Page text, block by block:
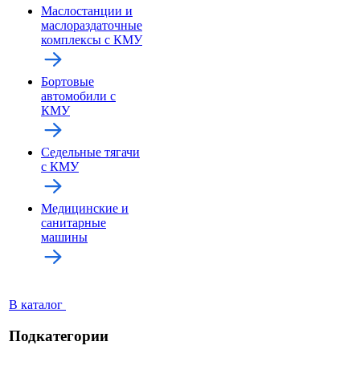
Маслостанции и
маслораздаточные
комплексы с КМУ
Бортовые
автомобили с
КМУ
Седельные тягачи
с КМУ
Медицинские и
санитарные
машины
В каталог
Подкатегории